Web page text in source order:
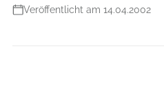
Veröffentlicht am 14.04.2002